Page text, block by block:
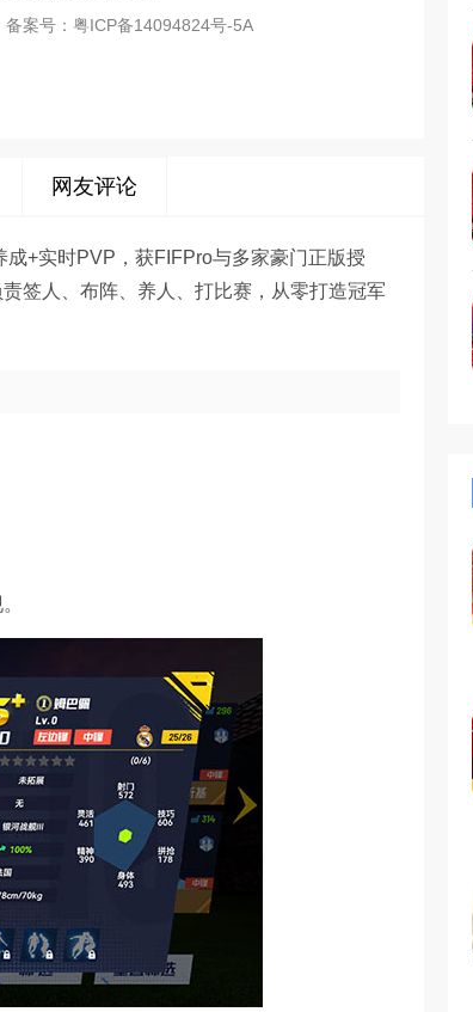
备案号： 粤ICP备14094824号-5A
网友评论
+实时PVP，获FIFPro与多家豪门正版授
签人、布阵、养人、打比赛，从零打造冠军